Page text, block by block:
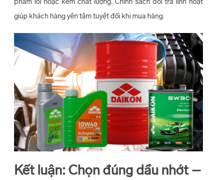
giúp khách hàng yên tâm tuyệt đối khi mua hàng.
Kết luận: Chọn đúng dầu nhớt –